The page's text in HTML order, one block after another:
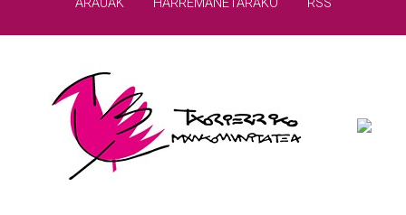
ARAUAK HARREMANETARAKO RSS